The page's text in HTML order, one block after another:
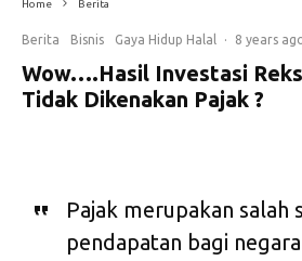
Home Berita
Berita Bisnis Gaya Hidup Halal · 8 years
Wow….Hasil Investasi
Tidak Dikenakan Pajak ?
Pajak merupakan salah
pendapatan bagi